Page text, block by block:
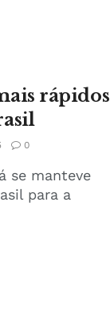
rápidos
0
se manteve
para a